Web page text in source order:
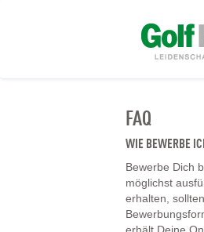
FAQ
WIE BEWERBE
Bewerbe Dich
möglichst
erhalten,